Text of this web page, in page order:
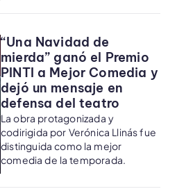
“Una Navidad de
mierda” ganó el Premio
PINTI a Mejor Comedia y
dejó un mensaje en
defensa del teatro
La obra protagonizada y
codirigida por Verónica Llinás fue
distinguida como la mejor
comedia de la temporada.